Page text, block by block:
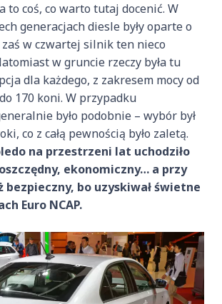
to coś, co warto tutaj docenić. W
generacjach diesle były oparte o
zaś w czwartej silnik ten nieco
w gruncie rzeczy była tu
dla każdego, z zakresem mocy od
170 koni. W przypadku
było podobnie – wybór był
co z całą pewnością było zaletą.
na przestrzeni lat uchodziło
ekonomiczny… a przy
bezpieczny, bo uzyskiwał świetne
Euro NCAP.